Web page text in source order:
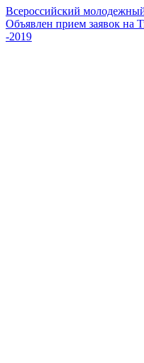
Всероссийский
Объявлен прием заявок на
-2019